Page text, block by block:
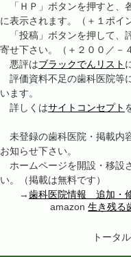
「ＨＰ」ボタンを押すと、
に表示されます。（＋１ポイ
「投稿」ボタンを押して、
寄せ下さい。（＋２００／－
悪評はブラックでんリスト
評価資料不足の歯科医院等
います。
詳しくはサイトコンセプト
未登録の歯科医院・掲載内
お知らせ下さい。
ホームページを開設・移設
い。（掲載は無料です）
→歯科医院情報 追加・
amazon生き残る
トータル